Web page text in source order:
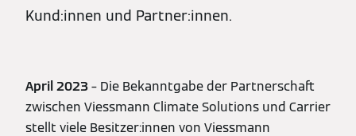
Kund:innen und Partner:innen.
April 2023– Die Bekanntgabe der Partnerschaft
zwischen Viessmann Climate Solutions und Carrier
stellt viele Besitzer:innen von Viessmann